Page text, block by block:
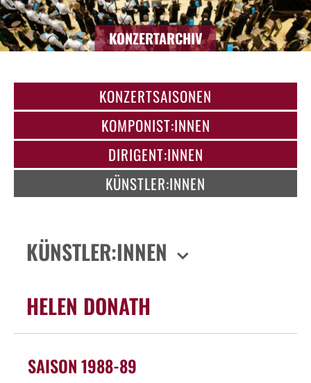
KONZERTARCHIV
KONZERTSAISONEN
KOMPONIST:INNEN
DIRIGENT:INNEN
KÜNSTLER:INNEN
KÜNSTLER:INNEN
HELEN DONATH
SAISON 1988-89